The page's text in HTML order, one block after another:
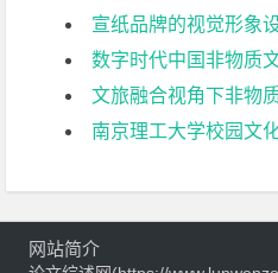
宣纸品牌的视觉形象
数字时代中国非物质文化遗产活
文旅融合视角下非物质文化遗产
南京理工大学校园文化宣传
网站简介